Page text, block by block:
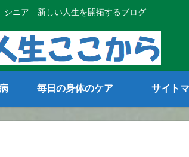
シニア 新しい人生を開拓するブログ
毎日の身体のケア サイト